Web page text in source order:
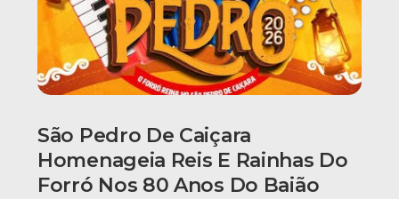
São Pedro De Caiçara
Homenageia Reis E Rainhas Do
Forró Nos 80 Anos Do Baião